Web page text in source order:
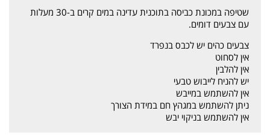
שטיפה במכונת כביסה בתוכנית עדינה במים קרים ב-30 מעלות
עם צבעים דומים.
צבעים כהים יש לכבס בנפרד
אין לסחוט
אין להלבין
יש להניח לייבוש טבעי
אין להשתמש במייבש
ניתן להשתמש במגהץ חם במידת הצורך
אין להשתמש בניקוי יבש